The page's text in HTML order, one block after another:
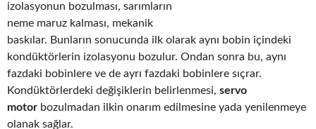
izolasyonun bozulması, sarımların
neme maruz kalması, mekanik
baskılar. Bunların sonucunda ilk olarak aynı bobin içindeki
kondüktörlerin izolasyonu bozulur. Ondan sonra bu, aynı
fazdaki bobinlere ve de ayrı fazdaki bobinlere sıçrar.
Kondüktörlerdeki değişiklerin belirlenmesi, servo
motor bozulmadan ilkin onarım edilmesine yada yenilenmeye
olanak sağlar.